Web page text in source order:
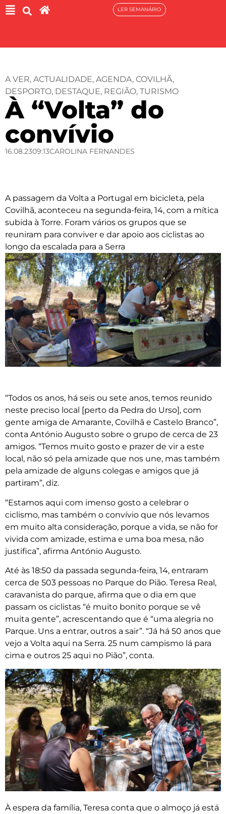
LER SEMANÁRIO
A VER, ACTUALIDADE, AGENDA, COVILHÃ,
DESPORTO, DESTAQUE, REGIÃO, TURISMO
À “Volta” do
convívio
16.08.2309:13CAROLINA FERNANDES
A passagem da Volta a Portugal em bicicleta, pela
Covilhã, aconteceu na segunda-feira, 14, com a mítica
subida à Torre. Foram vários os grupos que se
reuniram para conviver e dar apoio aos ciclistas ao
longo da escalada para a Serra
“Todos os anos, há seis ou sete anos, temos reunido
neste preciso local [perto da Pedra do Urso], com
gente amiga de Amarante, Covilhã e Castelo Branco”,
conta António Augusto sobre o grupo de cerca de 23
amigos. “Temos muito gosto e prazer de vir a este
local, não só pela amizade que nos une, mas também
pela amizade de alguns colegas e amigos que já
partiram”, diz.
“Estamos aqui com imenso gosto a celebrar o
ciclismo, mas também o convívio que nós levamos
em muito alta consideração, porque a vida, se não for
vivida com amizade, estima e uma boa mesa, não
justifica”, afirma António Augusto.
Até às 18:50 da passada segunda-feira, 14, entraram
cerca de 503 pessoas no Parque do Pião. Teresa Real,
caravanista do parque, afirma que o dia em que
passam os ciclistas “é muito bonito porque se vê
muita gente”, acrescentando que é “uma alegria no
Parque. Uns a entrar, outros a sair”. “Já há 50 anos que
vejo a Volta aqui na Serra. 25 num campismo lá para
cima e outros 25 aqui no Pião”, conta.
À espera da família, Teresa conta que o almoço já está